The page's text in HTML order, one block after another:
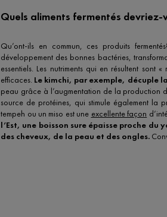
Quels aliments fermentés
Qu’ont-ils en commun, ces produits
développement des bonnes bactéries,
essentiels. Les nutriments qui en résultent sont
efficaces. Le kimchi, par exemple, décuple
peau grâce à l’augmentation de la production
source de protéines, qui stimule également
tempeh ou un miso est une excellente façon
l’Est, une boisson sure épaisse proche
des cheveux, de la peau et des ongles.